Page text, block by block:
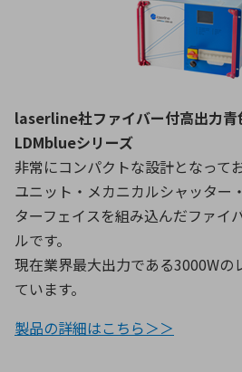
laserline社ファイバー付高出力青
LDMblueシリーズ
非常にコンパクトな設計となって
ユニット・メカニカルシャッター
ターフェイスを組み込んだファイ
ルです。
現在業界最大出力である3000Wの
ています。
製品の詳細はこちら＞＞